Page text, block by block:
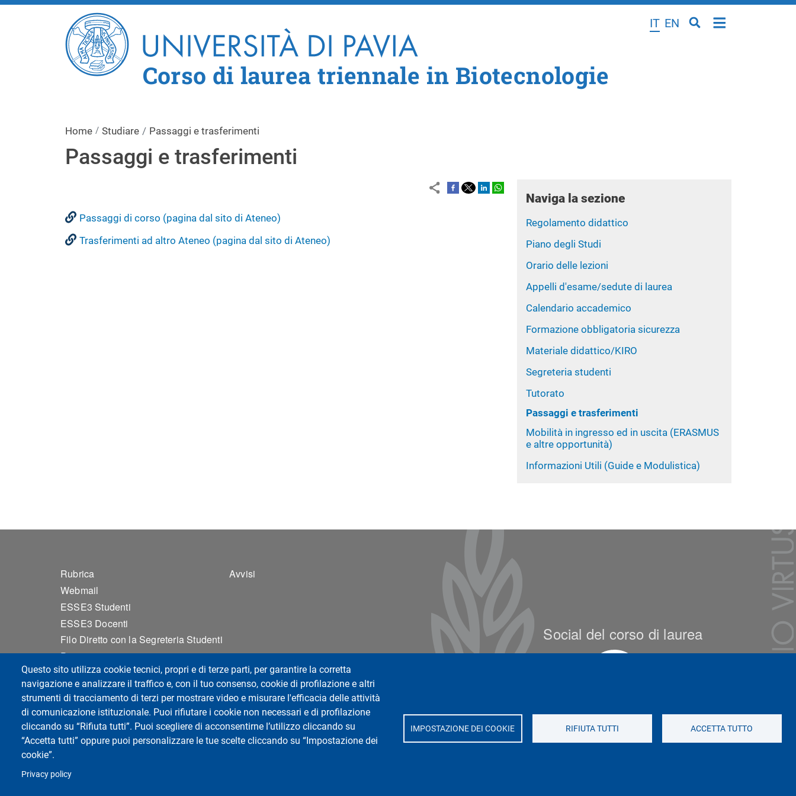
Salta al contenuto principale
IT EN
Questo sito utilizza cookie tecnici, propri e di terze parti, per garantire la corretta
navigazione e analizzare il traffico e, con il tuo consenso, cookie di profilazione e altri
strumenti di tracciamento di terzi per mostrare video e misurare l'efficacia delle attività
di comunicazione istituzionale. Puoi rifiutare i cookie non necessari e di profilazione
cliccando su “Rifiuta tutti”. Puoi scegliere di acconsentirne l’utilizzo cliccando su
“Accetta tutti” oppure puoi personalizzare le tue scelte cliccando su “Impostazione dei
cookie”.
Privacy policy
IMPOSTAZIONE DEI COOKIE RIFIUTA TUTTI ACCETTA TUTTO
Corso di laurea triennale in Biotecnologie
Home Studiare Passaggi e trasferimenti
Passaggi e trasferimenti
Passaggi di corso (pagina dal sito di Ateneo)
Trasferimenti ad altro Ateneo (pagina dal sito di Ateneo)
Naviga la sezione
Regolamento didattico
Piano degli Studi
Orario delle lezioni
Appelli d'esame/sedute di laurea
Calendario accademico
Formazione obbligatoria sicurezza
Materiale didattico/KIRO
Segreteria studenti
Tutorato
Passaggi e trasferimenti
Mobilità in ingresso ed in uscita (ERASMUS
e altre opportunità)
Informazioni Utili (Guide e Modulistica)
Footer 1
Rubrica
Webmail
ESSE3 Studenti
ESSE3 Docenti
Filo Diretto con la Segreteria Studenti
Privacy
Accessibilità
Sitemap
Cookie settings
Footer 2
Avvisi
Social del corso di laurea
Via Adolfo Ferrata, 9, 27100 Pavia PV
Social di Ateneo